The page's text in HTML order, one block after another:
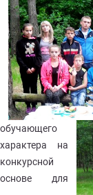
обучающего
характера на
конкурсной
основе для